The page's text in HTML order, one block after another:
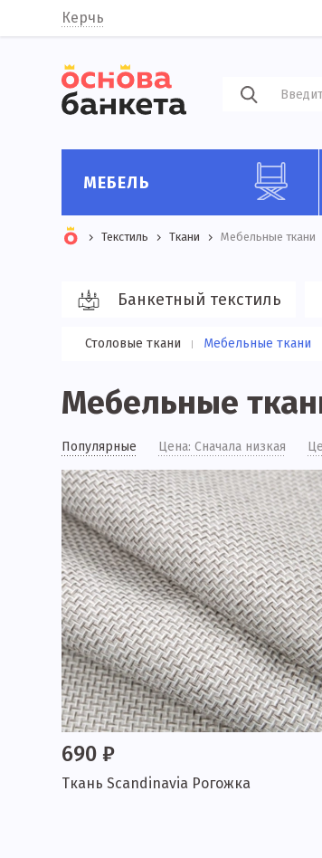
Керчь
МЕБЕЛЬ
Текстиль Ткани Мебельные ткани
Банкетный текстиль
Столовые ткани Мебельные ткани
Мебельные
Популярные Цена: Сначала низкая
690 ₽
Ткань Scandinavia Рогожка